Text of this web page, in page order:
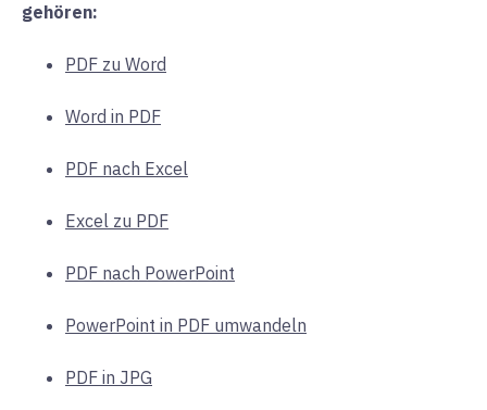
gehören:
PDF zu Word
Word in PDF
PDF nach Excel
Excel zu PDF
PDF nach PowerPoint
PowerPoint in PDF umwandeln
PDF in JPG